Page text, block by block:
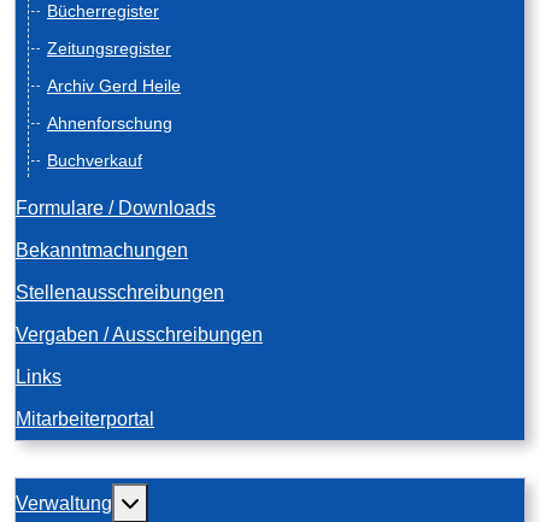
Bücherregister
Zeitungsregister
Archiv Gerd Heile
Ahnenforschung
Buchverkauf
Formulare / Downloads
Bekanntmachungen
Stellenausschreibungen
Vergaben / Ausschreibungen
Links
Mitarbeiterportal
Verwaltung Weitere Informationen: Verwaltung